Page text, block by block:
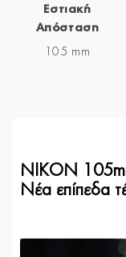
Εστιακή
Απόσταση
105 mm
NIKON
Νέα επίπεδα